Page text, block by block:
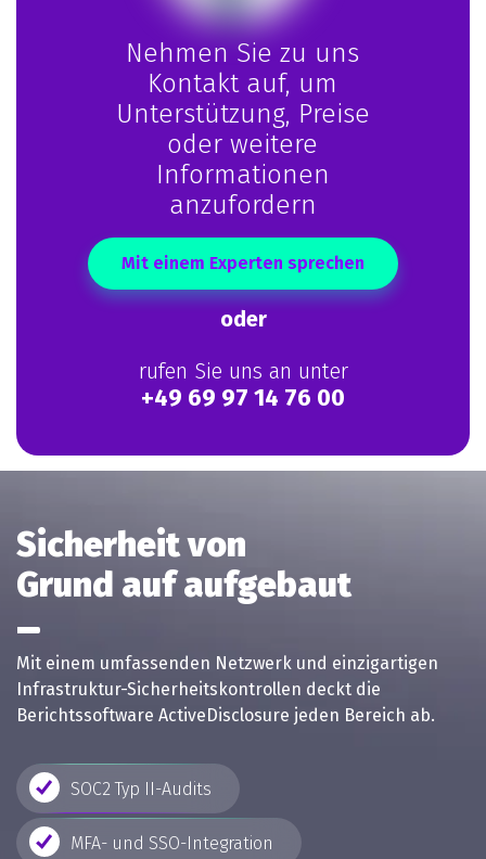
Nehmen Sie zu uns
Kontakt auf, um
Unterstützung, Preise
oder weitere
Informationen
anzufordern
Mit einem Experten sprechen
oder
rufen Sie uns an unter
+49 69 97 14 76 00
Sicherheit von
Grund auf aufgebaut
Mit einem umfassenden Netzwerk und einzigartigen
Infrastruktur-Sicherheitskontrollen deckt die
Berichtssoftware ActiveDisclosure jeden Bereich ab.
SOC2 Typ II-Audits
MFA- und SSO-Integration